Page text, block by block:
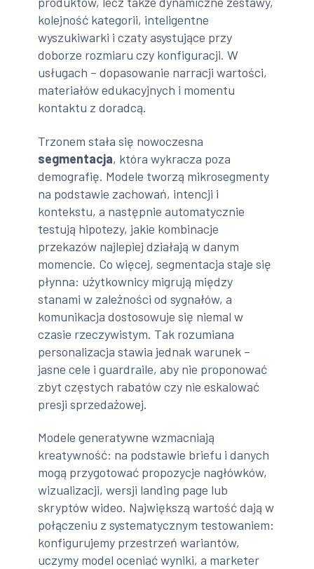
kolejność kategorii, inteligentne
wyszukiwarki i czaty asystujące przy
doborze rozmiaru czy konfiguracji. W
usługach – dopasowanie narracji wartości,
materiałów edukacyjnych i momentu
kontaktu z doradcą.
Trzonem stała się nowoczesna
segmentacja, która wykracza poza
demografię. Modele tworzą mikrosegmenty
na podstawie zachowań, intencji i
kontekstu, a następnie automatycznie
testują hipotezy, jakie kombinacje
przekazów najlepiej działają w danym
momencie. Co więcej, segmentacja staje się
płynna: użytkownicy migrują między
stanami w zależności od sygnałów, a
komunikacja dostosowuje się niemal w
czasie rzeczywistym. Tak rozumiana
personalizacja stawia jednak warunek –
jasne cele i guardraile, aby nie proponować
zbyt częstych rabatów czy nie eskalować
presji sprzedażowej.
Modele generatywne wzmacniają
kreatywność: na podstawie briefu i danych
mogą przygotować propozycje nagłówków,
wizualizacji, wersji landing page lub
skryptów wideo. Największą wartość dają w
połączeniu z systematycznym testowaniem:
konfigurujemy przestrzeń wariantów,
uczymy model oceniać wyniki, a marketer